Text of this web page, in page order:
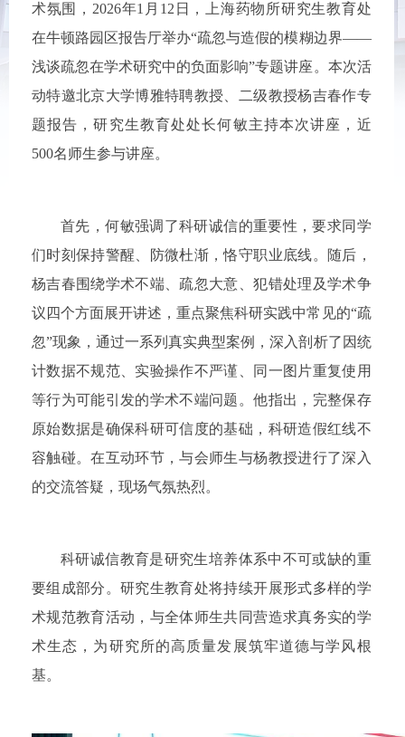
术氛围，2026年1月12日，上海药物所研究生教育处
在牛顿路园区报告厅举办“疏忽与造假的模糊边界——
浅谈疏忽在学术研究中的负面影响”专题讲座。本次活
动特邀北京大学博雅特聘教授、二级教授杨吉春作专
题报告，研究生教育处处长何敏主持本次讲座，近
500名师生参与讲座。
首先，何敏强调了科研诚信的重要性，要求同学
们时刻保持警醒、防微杜渐，恪守职业底线。随后，
杨吉春围绕学术不端、疏忽大意、犯错处理及学术争
议四个方面展开讲述，重点聚焦科研实践中常见的“疏
忽”现象，通过一系列真实典型案例，深入剖析了因统
计数据不规范、实验操作不严谨、同一图片重复使用
等行为可能引发的学术不端问题。他指出，完整保存
原始数据是确保科研可信度的基础，科研造假红线不
容触碰。在互动环节，与会师生与杨教授进行了深入
的交流答疑，现场气氛热烈。
科研诚信教育是研究生培养体系中不可或缺的重
要组成部分。研究生教育处将持续开展形式多样的学
术规范教育活动，与全体师生共同营造求真务实的学
术生态，为研究所的高质量发展筑牢道德与学风根
基。